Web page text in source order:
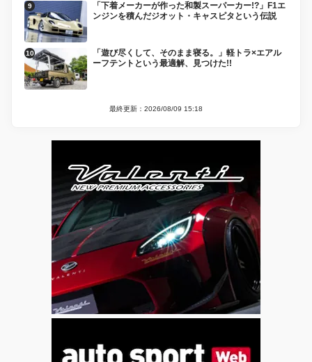
「下着メーカーが作った和製スーパーカー!?」F1エ
ンジンを積んだジオット・キャスピタという伝説
「遊び尽くして、そのまま寝る。」軽トラ×エアル
ーフテントという最適解、見つけた!!
最終更新：2026/08/09 15:18